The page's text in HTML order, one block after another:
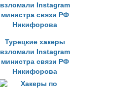
Турецкие хакеры
взломали Instagram
министра связи РФ
Никифорова